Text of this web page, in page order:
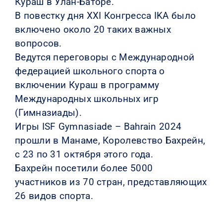
В повестку дня XXI Конгресса IKA было
включено около 20 таких важных
вопросов.
Ведутся переговоры с Международной
федерацией школьного спорта о
включении Кураш в программу
Международных школьных игр
(Гимназиады).
Игры ISF Gymnasiade – Bahrain 2024
прошли в Манаме, Королевство Бахрейн,
с 23 по 31 октября этого года.
Бахрейн посетили более 5000
участников из 70 стран, представляющих
26 видов спорта.